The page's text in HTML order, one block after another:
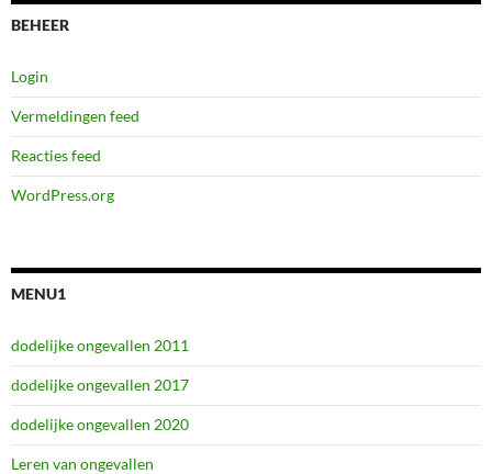
BEHEER
Login
Vermeldingen feed
Reacties feed
WordPress.org
MENU1
dodelijke ongevallen 2011
dodelijke ongevallen 2017
dodelijke ongevallen 2020
Leren van ongevallen